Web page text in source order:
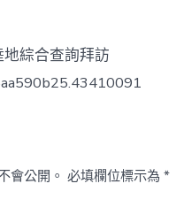
綜合查詢拜訪
會公開。 必填欄位標示為*